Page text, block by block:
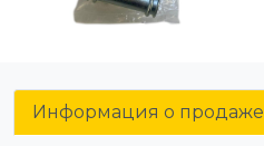
Информация о продаже